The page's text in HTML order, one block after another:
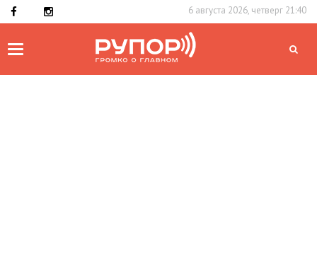
6 августа 2026, четверг 21:40
Toggle